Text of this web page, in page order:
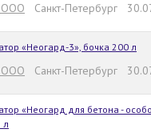
ООО Санкт-Петербург
«Неогард-3», бочка 200 л
ООО Санкт-Петербург
«Неогард для бетона -
л